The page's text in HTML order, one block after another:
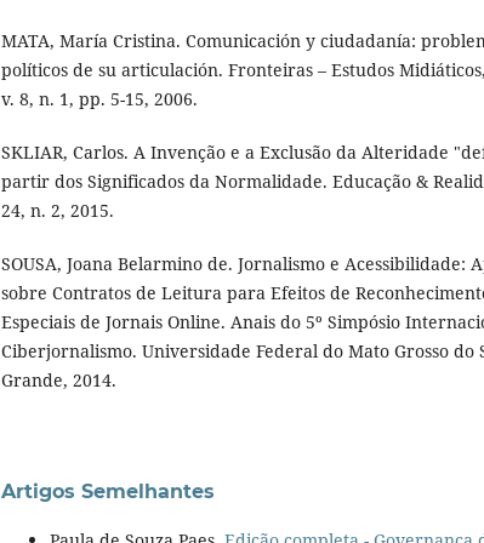
MATA, María Cristina. Comunicación y ciudadanía:
políticos de su articulación. Fronteiras – Estudos
v. 8, n. 1, pp. 5-15, 2006.
SKLIAR, Carlos. A Invenção e a Exclusão da Alteridade
partir dos Significados da Normalidade. Educação &
24, n. 2, 2015.
SOUSA, Joana Belarmino de. Jornalismo e Acessibilidade:
sobre Contratos de Leitura para Efeitos de
Especiais de Jornais Online. Anais do 5º Simpósio
Ciberjornalismo. Universidade Federal do Mato Grosso do
Grande, 2014.
Artigos Semelhantes